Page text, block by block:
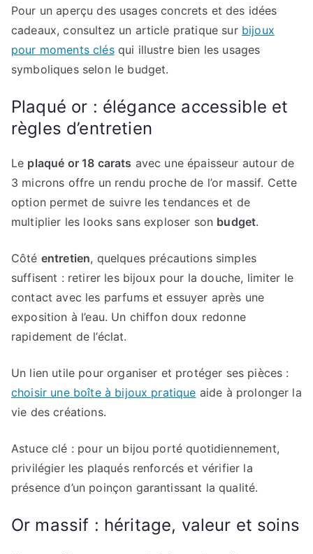
Pour un aperçu des usages concrets et des idées
cadeaux, consultez un article pratique sur bijoux
pour moments clésqui illustre bien les usages
symboliques selon le budget.
Plaqué or : élégance accessible et
règles d’entretien
Le plaqué or 18 carats avec une épaisseur autour de
3 microns offre un rendu proche de l’or massif. Cette
option permet de suivre les tendances et de
multiplier les looks sans exploser son budget.
Côté entretien, quelques précautions simples
suffisent : retirer les bijoux pour la douche, limiter le
contact avec les parfums et essuyer après une
exposition à l’eau. Un chiffon doux redonne
rapidement de l’éclat.
Un lien utile pour organiser et protéger ses pièces :
choisir une boîte à bijoux pratique aide à prolonger la
vie des créations.
Astuce clé : pour un bijou porté quotidiennement,
privilégier les plaqués renforcés et vérifier la
présence d’un poinçon garantissant la qualité.
Or massif : héritage, valeur et soins